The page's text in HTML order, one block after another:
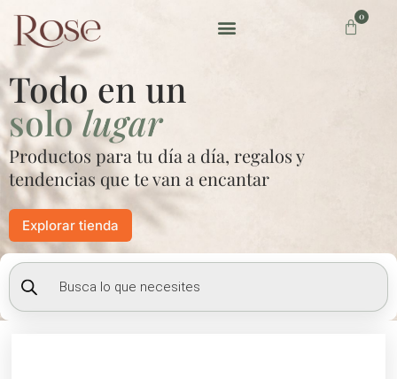
contenido
0
Carrito
Todo en un
sololugar
Productos para tu día a día, regalos y
tendencias que te van a encantar
Explorar tienda
Búsqueda
de
productos